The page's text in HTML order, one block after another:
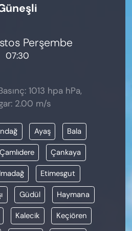
Perşembe
07:30
1013 hpa hPa,
2.00 m/s
Ayaş Bala
Çamlıdere Çankaya
Etimesgut
Güdül Haymana
Kalecik Keçiören
HABERLERİ